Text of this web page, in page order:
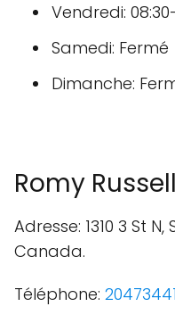
Vendredi:
Samedi: Fermé
Dimanche:
Romy
Adresse: 1310 3 St N,
Canada.
Téléphone: